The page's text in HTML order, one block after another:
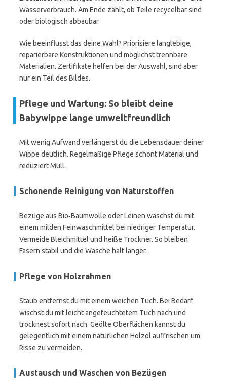
Wasserverbrauch. Am Ende zählt, ob Teile recycelbar sind
oder biologisch abbaubar.
Wie beeinflusst das deine Wahl? Priorisiere langlebige,
reparierbare Konstruktionen und möglichst trennbare
Materialien. Zertifikate helfen bei der Auswahl, sind aber
nur ein Teil des Bildes.
Pflege und Wartung: So bleibt deine
Babywippe lange umweltfreundlich
Mit wenig Aufwand verlängerst du die Lebensdauer deiner
Wippe deutlich. Regelmäßige Pflege schont Material und
reduziert Müll.
Schonende Reinigung von Naturstoffen
Bezüge aus Bio‑Baumwolle oder Leinen wäschst du mit
einem milden Feinwaschmittel bei niedriger Temperatur.
Vermeide Bleichmittel und heiße Trockner. So bleiben
Fasern stabil und die Wäsche hält länger.
Pflege von Holzrahmen
Staub entfernst du mit einem weichen Tuch. Bei Bedarf
wischst du mit leicht angefeuchtetem Tuch nach und
trocknest sofort nach. Geölte Oberflächen kannst du
gelegentlich mit einem natürlichen Holzöl auffrischen um
Risse zu vermeiden.
Austausch und Waschen von Bezügen